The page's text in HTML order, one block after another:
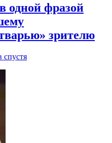
одной фразой
зрителю
спустя